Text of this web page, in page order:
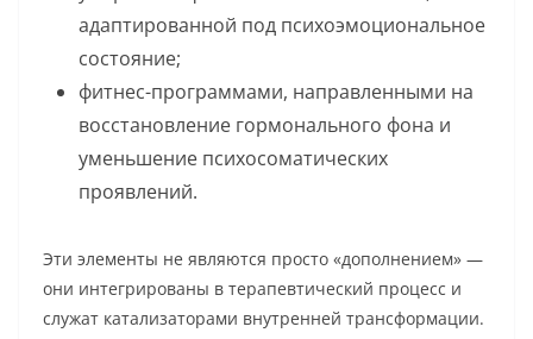
адаптированной под психоэмоциональное
состояние;
фитнес-программами, направленными на
восстановление гормонального фона и
уменьшение психосоматических
проявлений.
Эти элементы не являются просто «дополнением» —
они интегрированы в терапевтический процесс и
служат катализаторами внутренней трансформации.